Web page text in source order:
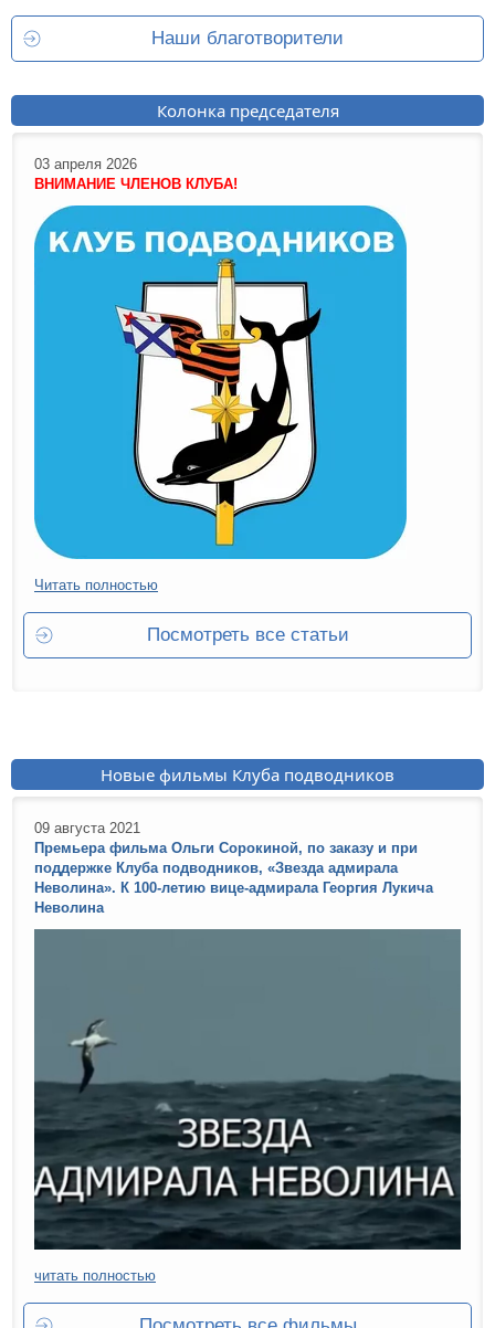
Наши благотворители
Колонка председателя
03 апреля 2026
ВНИМАНИЕ ЧЛЕНОВ КЛУБА!
Читать полностью
Посмотреть все статьи
Новые фильмы Клуба подводников
09 августа 2021
Премьера фильма Ольги Сорокиной, по заказу и при
поддержке Клуба подводников, «Звезда адмирала
Неволина». К 100-летию вице-адмирала Георгия Лукича
Неволина
читать полностью